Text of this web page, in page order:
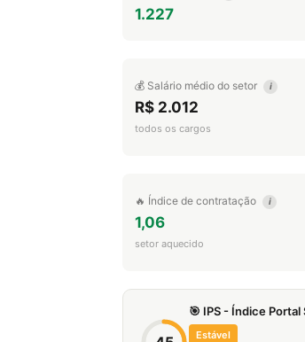
1.227
💰 Salário médio do setor i
R$ 2.012
todos os cargos
🔥 Índice de contratação i
1,06
setor aquecido
🎯 IPS - Índice
Estável